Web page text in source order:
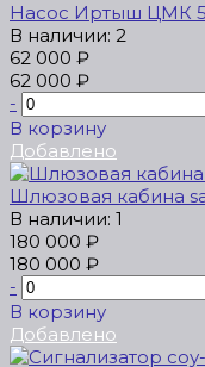
Насос Иртыш ЦМК
В наличии: 2
62 000 ₽
62 000 ₽
-
В корзину
Добавлено
Шлюзовая кабина
В наличии: 1
180 000 ₽
180 000 ₽
-
В корзину
Добавлено